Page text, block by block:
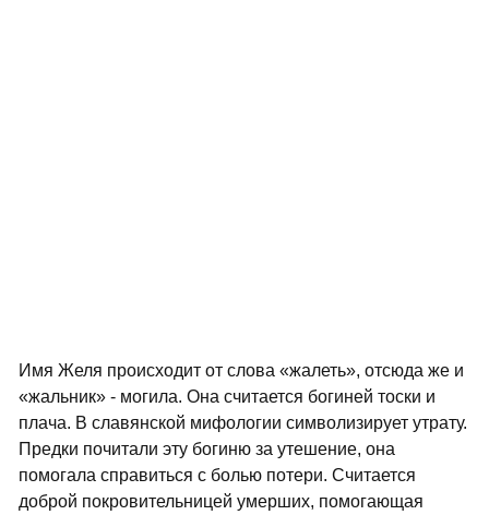
Имя Желя происходит от слова «жалеть», отсюда же и
«жальник» - могила. Она считается богиней тоски и
плача. В славянской мифологии символизирует утрату.
Предки почитали эту богиню за утешение, она
помогала справиться с болью потери. Считается
доброй покровительницей умерших, помогающая